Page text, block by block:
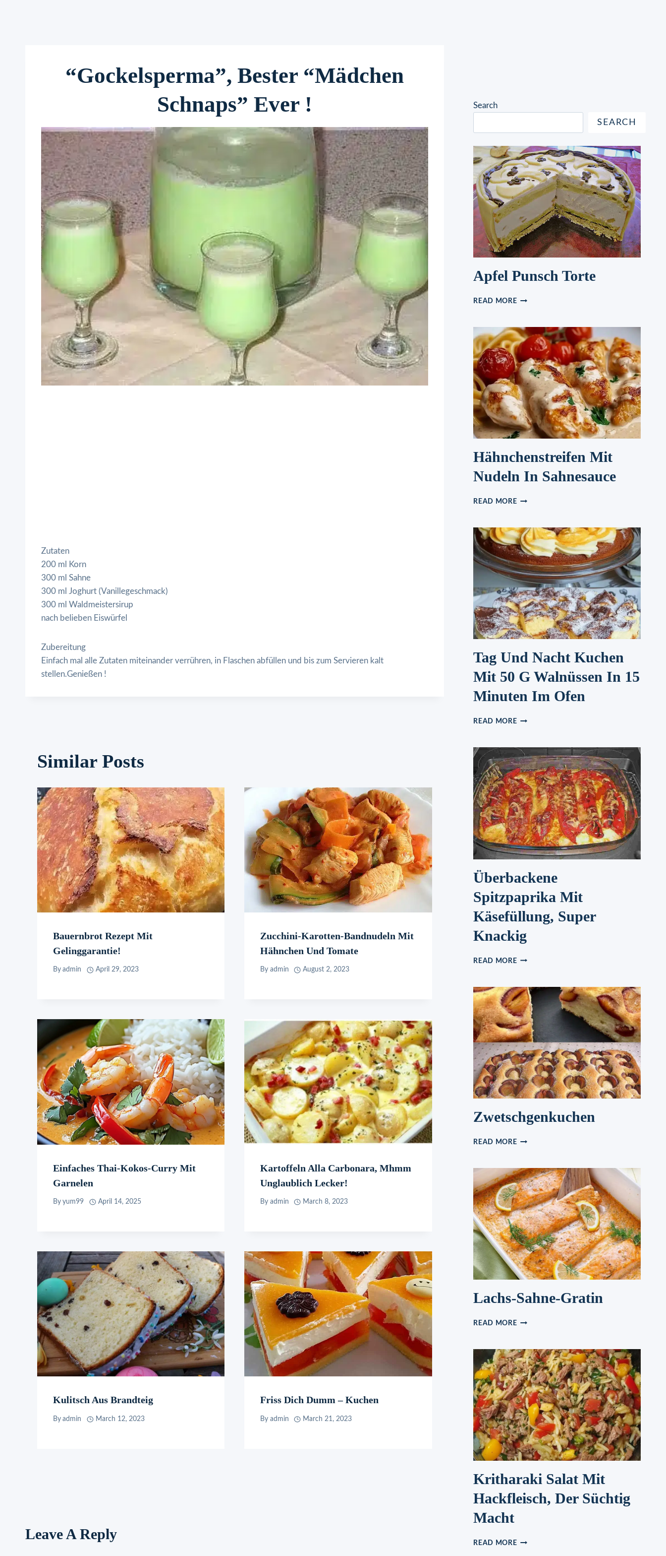
“Gockelsperma”, Bester “Mädchen
Schnaps” Ever !
Zutaten
200 ml Korn
300 ml Sahne
300 ml Joghurt (Vanillegeschmack)
300 ml Waldmeistersirup
nach belieben Eiswürfel
Zubereitung
Einfach mal alle Zutaten miteinander verrühren, in Flaschen abfüllen und bis zum Servieren kalt
stellen.Genießen !
Similar Posts
Bauernbrot Rezept Mit
Gelinggarantie!
By admin April 29, 2023
Zucchini-Karotten-Bandnudeln Mit
Hähnchen Und Tomate
By admin August 2, 2023
Einfaches Thai-Kokos-Curry Mit
Garnelen
By yum99 April 14, 2025
Kartoffeln Alla Carbonara, Mhmm
Unglaublich Lecker!
By admin March 8, 2023
Kulitsch Aus Brandteig
By admin March 12, 2023
Friss Dich Dumm – Kuchen
By admin March 21, 2023
Leave A Reply
Search
SEARCH
Apfel Punsch Torte
READ MOREAPFEL
Hähnchenstreifen Mit
Nudeln In Sahnesauce
READ MOREHÄHNCHENSTREIFEN
IN
SAHNESAUCE
Tag Und Nacht Kuchen
Mit 50 G Walnüssen In 15
Minuten Im Ofen
READ MORETAG
KUCHEN
MIT
50
G
WALNÜSSEN
IN
15
MINUTEN
IM
OFEN
Überbackene
Spitzpaprika Mit
Käsefüllung, Super
Knackig
READ MOREÜBERBACKENE
KÄSEFÜLLUNG,
SUPER
KNACKIG
Zwetschgenkuchen
READ MOREZWETSCHGENKUCHEN
Lachs-Sahne-Gratin
READ MORELACHS-
Kritharaki Salat Mit
Hackfleisch, Der Süchtig
Macht
READ MOREKRITHARAKI